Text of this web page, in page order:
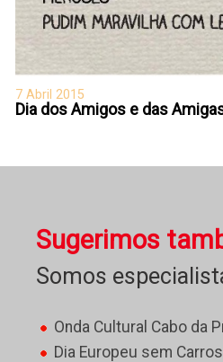
7 Abril 2015
Dia dos Amigos e das
Sugerimos
Somos
Onda Cultural Cabo da
Dia Europeu sem